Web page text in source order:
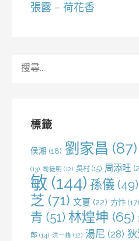
張露 – 荷花香
標籤
侯湘 (18) 劉家昌 (87)
(13) 司徒明 (12) 吳村 (15) 周添旺
敏 (144) 孫儀 (49)
芝 (71) 文夏 (22) 方忭 (17)
青 (51) 林煌坤 (65)
郎 (14) 洪一峰 (12) 湯尼 (28)